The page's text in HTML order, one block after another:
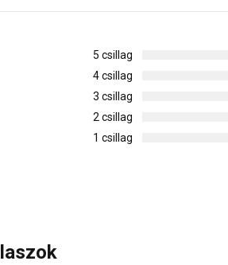
5 csillag
4 csillag
3 csillag
2 csillag
1 csillag